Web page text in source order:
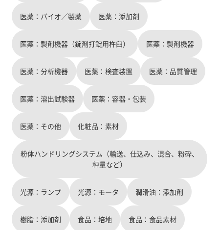
も何卒宜しくお願い申し上げます。 展示品: 溶出試
験器、携帯用ラマン分光光度計、NIR異種錠検出
器、アシストスーツ、医薬向けフレコン
minibag、医薬品添加剤、各種デバイスなど。 当
製品のご案内はこちら https://www.higuchi-
inc.co.jp/business-
products/pharmaceuticals/index.html
医薬：バイオ／製薬 医薬：添加剤
医薬：製剤機器（錠剤打錠用杵臼） 医薬：製剤機器
医薬：分析機器 医薬：検査装置 医薬：品質管理
医薬：溶出試験器 医薬：容器・包装
医薬：その他 化粧品：素材
粉体ハンドリングシステム（輸送、仕込み、混合、粉砕、
秤量など）
光源：ランプ 光源：モータ 潤滑油：添加剤
樹脂：添加剤 食品：培地 食品：食品素材